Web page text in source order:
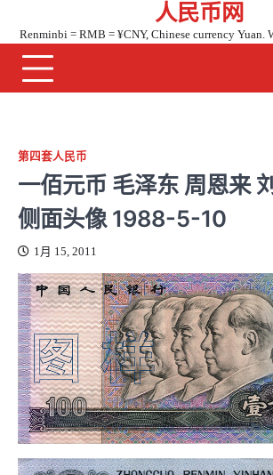
content
人民币网
Renminbi = RMB = ¥CNY, Chinese currency Yuan.
第四套人民币
一佰元币 毛泽东 周恩来
侧面头像 1988-5-10
1月 15, 2011